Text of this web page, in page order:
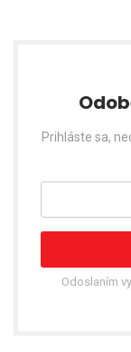
Prihláste sa,
Odoslaním